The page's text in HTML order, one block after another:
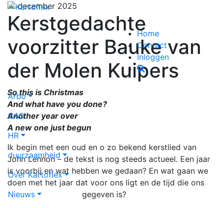
Home
Contact
Inloggen
Arbo
CAO
HR
duurzaamheid
Over Kartoflex
Nieuws
17 december 2025
Kerstgedachte
voorzitter Bauke van
der Molen Kuipers
So this is Christmas
And what have you done?
Another year over
A new one just begun
Ik begin met een oud en o zo bekend kerstlied van
John Lennon – de tekst is nog steeds actueel. Een jaar
is voorbij en wat hebben we gedaan? En wat gaan we
doen met het jaar dat voor ons ligt en de tijd die ons
gegeven is?